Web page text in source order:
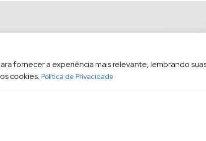
fornecer a experiência mais relevante, lembrando
cookies. Política de Privacidade